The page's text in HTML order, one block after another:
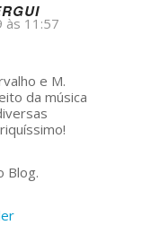
às 11:57
e M.
da música
Blog.